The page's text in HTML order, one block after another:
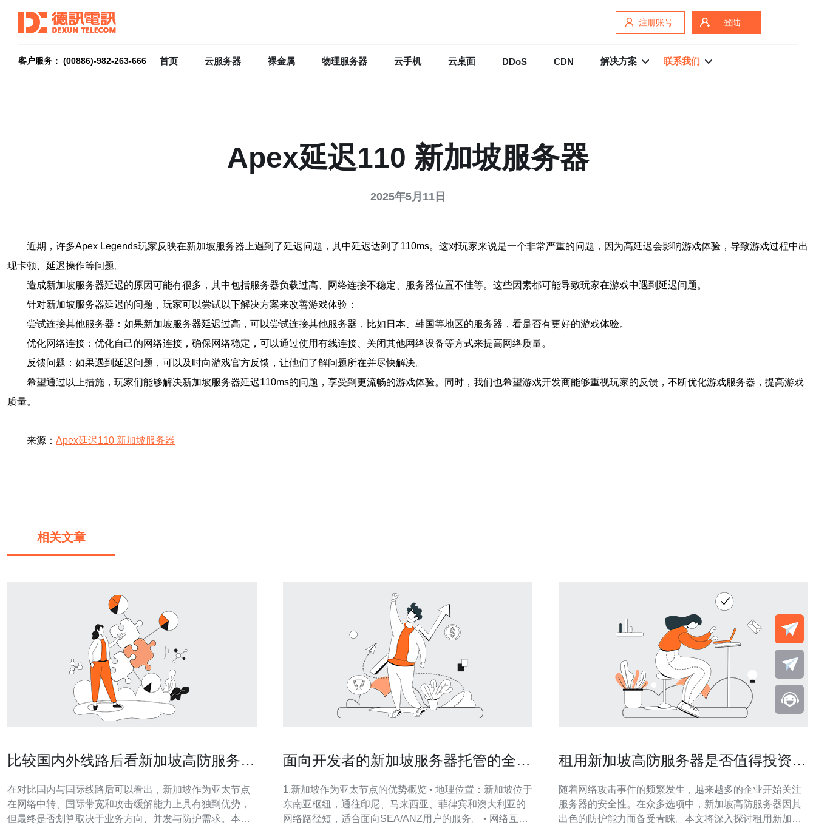
注册账号 登陆
客户服务： (00886)-982-263-666 首页 云服务器 裸金属 物理服务器 云手机 云桌面 DDoS CDN 解决方案 联系我们
Apex延迟110 新加坡服务器
2025年5月11日
近期，许多Apex Legends玩家反映在新加坡服务器上遇到了延迟问题，其中延迟达到了110ms。这对玩家来说是一个非常严重的问题，因为高延迟会影响游戏体验，导致游戏过程中出
现卡顿、延迟操作等问题。
造成新加坡服务器延迟的原因可能有很多，其中包括服务器负载过高、网络连接不稳定、服务器位置不佳等。这些因素都可能导致玩家在游戏中遇到延迟问题。
针对新加坡服务器延迟的问题，玩家可以尝试以下解决方案来改善游戏体验：
尝试连接其他服务器：如果新加坡服务器延迟过高，可以尝试连接其他服务器，比如日本、韩国等地区的服务器，看是否有更好的游戏体验。
优化网络连接：优化自己的网络连接，确保网络稳定，可以通过使用有线连接、关闭其他网络设备等方式来提高网络质量。
反馈问题：如果遇到延迟问题，可以及时向游戏官方反馈，让他们了解问题所在并尽快解决。
希望通过以上措施，玩家们能够解决新加坡服务器延迟110ms的问题，享受到更流畅的游戏体验。同时，我们也希望游戏开发商能够重视玩家的反馈，不断优化游戏服务器，提高游戏
质量。
来源： Apex延迟110 新加坡服务器
相关文章
比较国内外线路后看新加坡高防服务器
在对比国内与国际线路后可以看出，新加坡作为亚太节点
在网络中转、国际带宽和攻击缓解能力上具有独到优势，
但最终是否划算取决于业务方向、并发与防护需求。本文
面向开发者的新加坡服务器托管的全面
1.新加坡作为亚太节点的优势概览 • 地理位置：新加坡位于
东南亚枢纽，通往印尼、马来西亚、菲律宾和澳大利亚的
网络路径短，适合面向SEA/ANZ用户的服务。 • 网络互
租用新加坡高防服务器是否值得投资与
随着网络攻击事件的频繁发生，越来越多的企业开始关注
服务器的安全性。在众多选项中，新加坡高防服务器因其
出色的防护能力而备受青睐。本文将深入探讨租用新加坡